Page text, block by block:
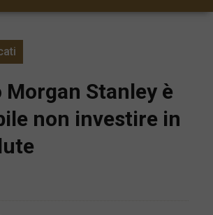
Morgan Stanley è
non investire in